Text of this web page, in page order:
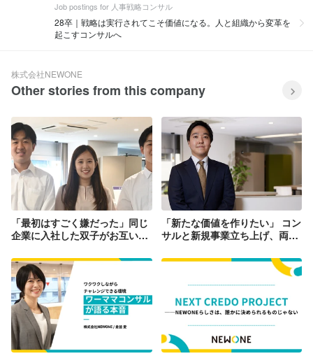
Job postings for 人事戦略コンサル
28卒｜戦略は実行されてこそ価値になる。人と組織から変革を
起こすコンサルへ
株式会社NEWONE
Other stories from this company
「最初はすごく嫌だった」同じ
企業に入社した双子がお互いに
バズりするまで
「新たな価値を作りたい」 コン
サルと新規事業立ち上げ、両立